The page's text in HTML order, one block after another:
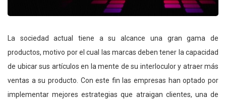
La sociedad actual tiene a su alcance una gran gama de
productos, motivo por el cual las marcas deben tener la capacidad
de ubicar sus artículos en la mente de su interloculor y atraer más
ventas a su producto. Con este fin las empresas han optado por
implementar mejores estrategias que atraigan clientes, una de